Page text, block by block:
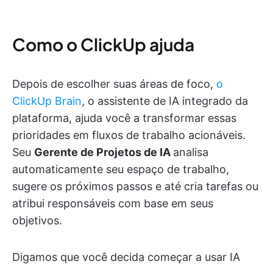
Como o ClickUp ajuda
Depois de escolher suas áreas de foco, o
ClickUp Brain, o assistente de IA integrado da
plataforma, ajuda você a transformar essas
prioridades em fluxos de trabalho acionáveis.
Seu Gerente de Projetos de IA analisa
automaticamente seu espaço de trabalho,
sugere os próximos passos e até cria tarefas ou
atribui responsáveis com base em seus
objetivos.
Digamos que você decida começar a usar IA